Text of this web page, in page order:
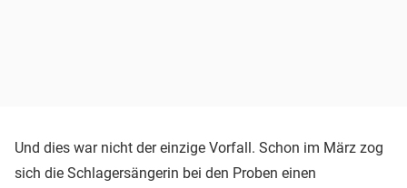
Und dies war nicht der einzige Vorfall. Schon im März zog
sich die Schlagersängerin bei den Proben einen